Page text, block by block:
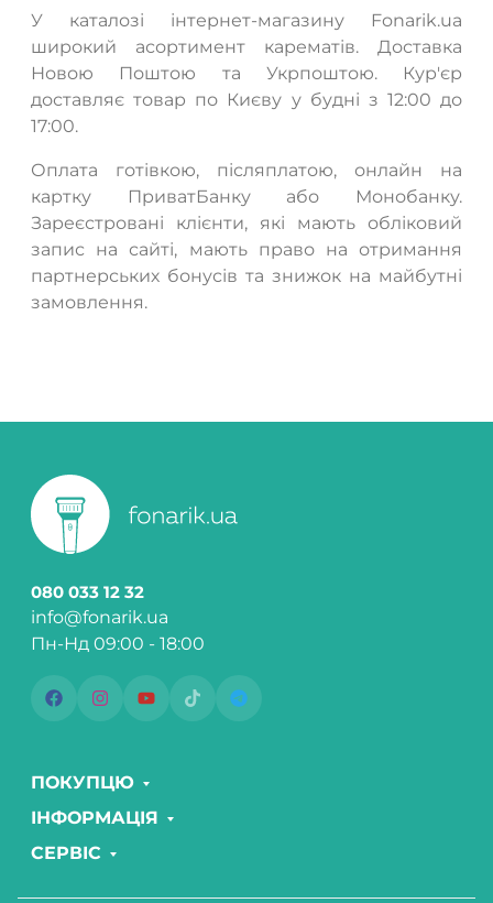
У каталозі інтернет-магазину Fonarik.ua
широкий асортимент карематів. Доставка
Новою Поштою та Укрпоштою. Кур'єр
доставляє товар по Києву у будні з 12:00 до
17:00.
Оплата готівкою, післяплатою, онлайн на
картку ПриватБанку або Монобанку.
Зареєстровані клієнти, які мають обліковий
запис на сайті, мають право на отримання
партнерських бонусів та знижок на майбутні
замовлення.
080 033 12 32
info@fonarik.ua
Пн-Нд 09:00 - 18:00
ПОКУПЦЮ
ІНФОРМАЦІЯ
СЕРВІС